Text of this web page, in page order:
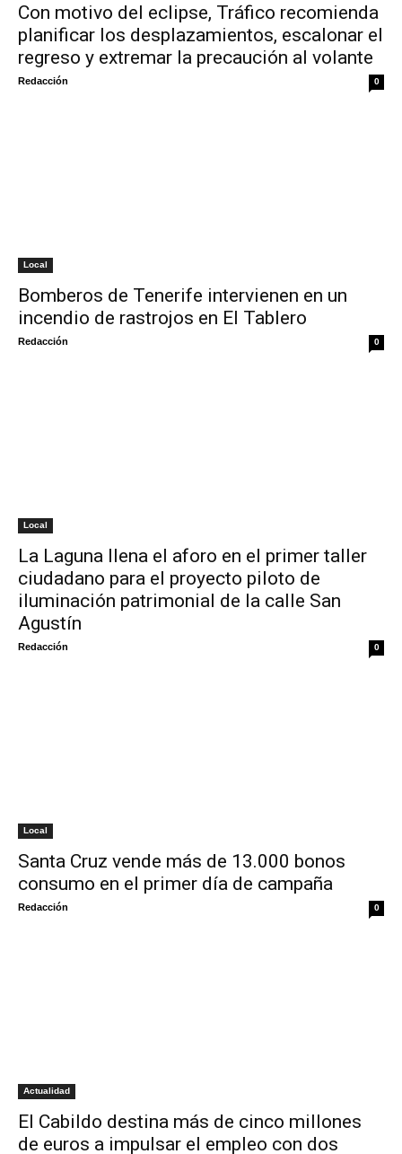
Con motivo del eclipse, Tráfico recomienda
planificar los desplazamientos, escalonar el
regreso y extremar la precaución al volante
Redacción 0
Local
Bomberos de Tenerife intervienen en un
incendio de rastrojos en El Tablero
Redacción 0
Local
La Laguna llena el aforo en el primer taller
ciudadano para el proyecto piloto de
iluminación patrimonial de la calle San
Agustín
Redacción 0
Local
Santa Cruz vende más de 13.000 bonos
consumo en el primer día de campaña
Redacción 0
Actualidad
El Cabildo destina más de cinco millones
de euros a impulsar el empleo con dos